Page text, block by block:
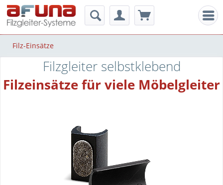
Filz-Einsätze
Filzgleiter selbstklebend
Filzeinsätze für viele Möbelgleiter